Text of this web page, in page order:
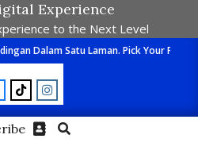
Experience
to the Next Level
Dalam Satu Laman. Pick Your